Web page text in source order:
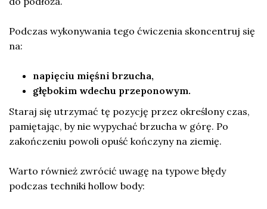
Podczas wykonywania tego ćwiczenia skoncentruj się
na:
napięciu mięśni brzucha,
głębokim wdechu przeponowym.
Staraj się utrzymać tę pozycję przez określony czas,
pamiętając, by nie wypychać brzucha w górę. Po
zakończeniu powoli opuść kończyny na ziemię.
Warto również zwrócić uwagę na typowe błędy
podczas techniki hollow body: